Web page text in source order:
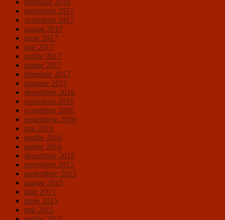
noiembrie 2017
octombrie 2017
august 2017
iunie 2017
mai 2017
aprilie 2017
martie 2017
februarie 2017
ianuarie 2017
decembrie 2016
noiembrie 2016
octombrie 2016
septembrie 2016
mai 2016
aprilie 2016
martie 2016
decembrie 2015
noiembrie 2015
septembrie 2015
august 2015
iulie 2015
iunie 2015
mai 2015